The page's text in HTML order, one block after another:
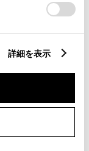
詳細を表示